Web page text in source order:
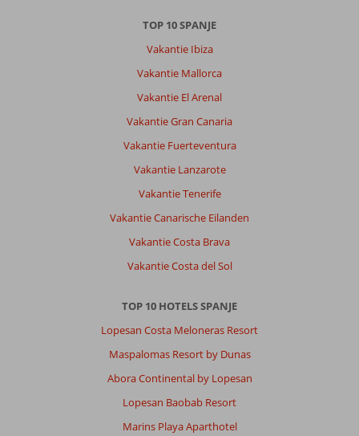
TOP 10 SPANJE
Vakantie Ibiza
Vakantie Mallorca
Vakantie El Arenal
Vakantie Gran Canaria
Vakantie Fuerteventura
Vakantie Lanzarote
Vakantie Tenerife
Vakantie Canarische Eilanden
Vakantie Costa Brava
Vakantie Costa del Sol
TOP 10 HOTELS SPANJE
Lopesan Costa Meloneras Resort
Maspalomas Resort by Dunas
Abora Continental by Lopesan
Lopesan Baobab Resort
Marins Playa Aparthotel